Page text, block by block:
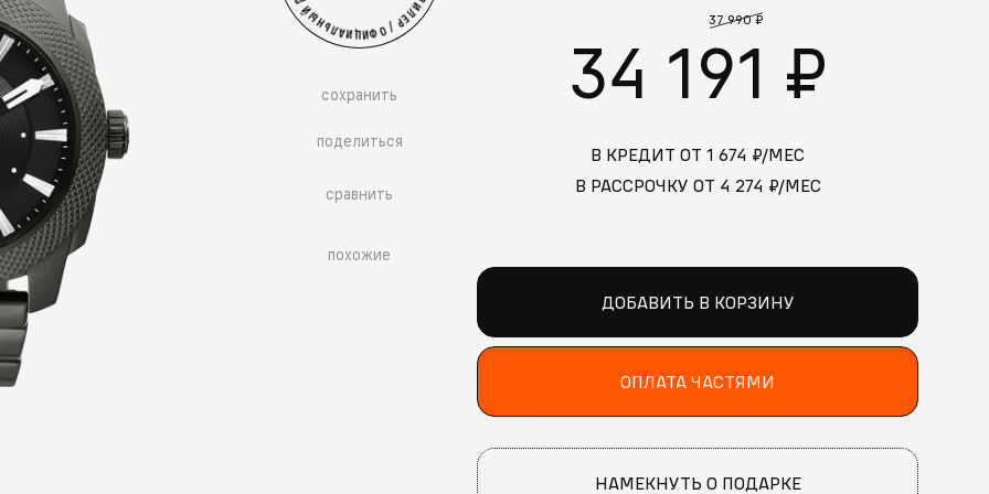
сохранить
поделиться
сравнить
похожие
37 990 ₽
34 191 ₽
В КРЕДИТ ОТ 1 674 ₽/МЕС
В РАССРОЧКУ ОТ 4 274 ₽/МЕС
ДОБАВИТЬ В КОРЗИНУ
ОПЛАТА ЧАСТЯМИ
НАМЕКНУТЬ О ПОДАРКЕ